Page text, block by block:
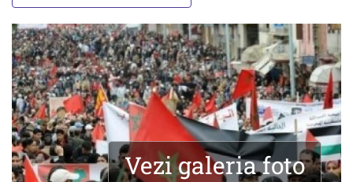
Vezi galeria foto